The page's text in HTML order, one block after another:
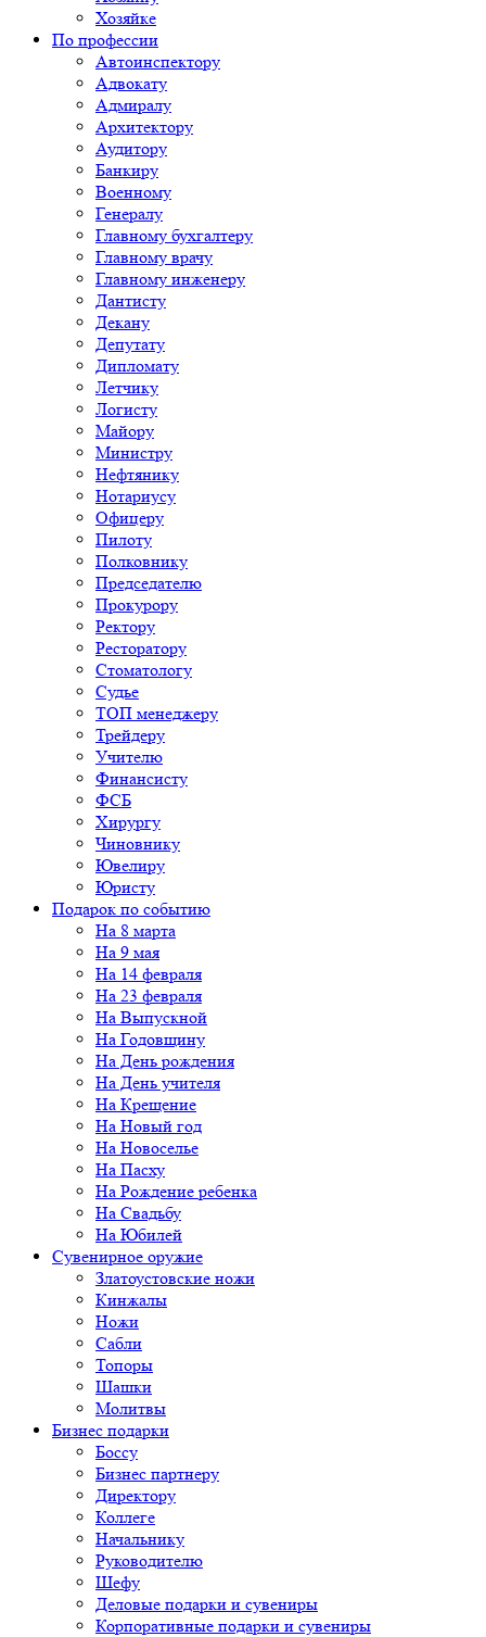
Хозяйке
По профессии
Автоинспектору
Адвокату
Адмиралу
Архитектору
Аудитору
Банкиру
Военному
Генералу
Главному бухгалтеру
Главному врачу
Главному инженеру
Дантисту
Декану
Депутату
Дипломату
Летчику
Логисту
Майору
Министру
Нефтянику
Нотариусу
Офицеру
Пилоту
Полковнику
Председателю
Прокурору
Ректору
Ресторатору
Стоматологу
Судье
ТОП менеджеру
Трейдеру
Учителю
Финансисту
ФСБ
Хирургу
Чиновнику
Ювелиру
Юристу
Подарок по событию
На 8 марта
На 9 мая
На 14 февраля
На 23 февраля
На Выпускной
На Годовщину
На День рождения
На День учителя
На Крещение
На Новый год
На Новоселье
На Пасху
На Рождение ребенка
На Свадьбу
На Юбилей
Сувенирное оружие
Златоустовские ножи
Кинжалы
Ножи
Сабли
Топоры
Шашки
Молитвы
Бизнес подарки
Боссу
Бизнес партнеру
Директору
Коллеге
Начальнику
Руководителю
Шефу
Деловые подарки и сувениры
Корпоративные подарки и сувениры